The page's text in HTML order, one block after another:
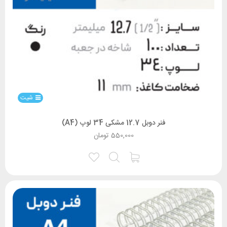
شیت
فنر دوبل 12.7 مشکی 34 لوپ (A4)
تومان 550,000